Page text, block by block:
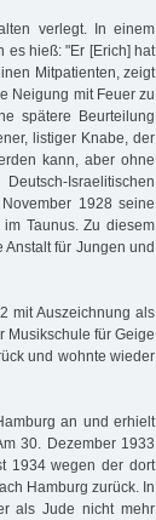
verlegt. In einem
es hieß: "Er [Erich] hat
Mitpatienten, zeigt
Neigung mit Feuer zu
spätere Beurteilung
listiger Knabe, der
kann, aber ohne
Israelitischen
1928 seine
Taunus. Zu diesem
für Jungen und
mit Auszeichnung als
Musikschule für Geige
und wohnte wieder
an und erhielt
30. Dezember 1933
1934 wegen der dort
Hamburg zurück. In
als Jude nicht mehr